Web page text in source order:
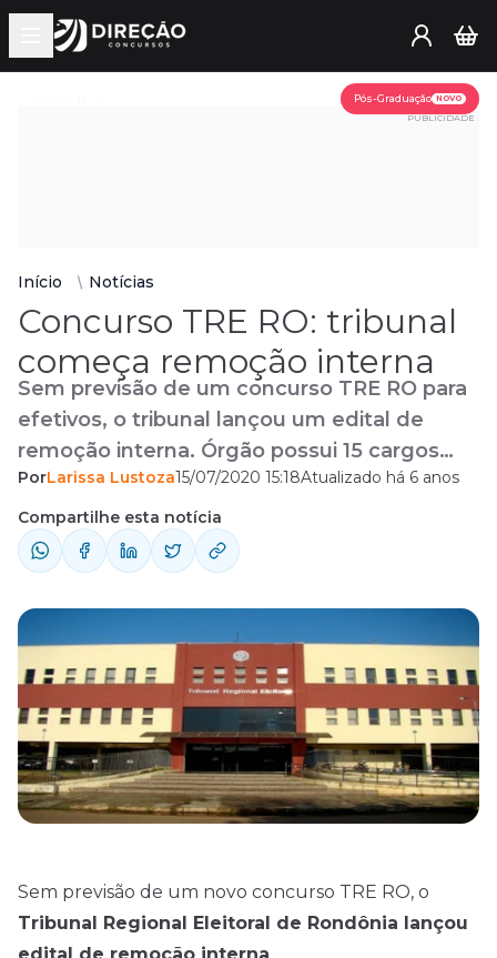
Open main menu
Pós-Graduação NOVO
PUBLICIDADE
Início Notícias
Concurso TRE RO: tribunal
começa remoção interna
Sem previsão de um concurso TRE RO para
efetivos, o tribunal lançou um edital de
remoção interna. Órgão possui 15 cargos
vagos.
PorLarissa Lustoza15/07/2020 15:18Atualizado há 6 anos
Compartilhe esta notícia
Sem previsão de um novo concurso TRE RO, o
Tribunal Regional Eleitoral de Rondônia lançou